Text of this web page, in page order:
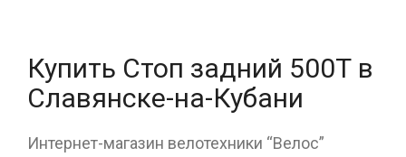
Купить Стоп задний 500Т в
Славянске-на-Кубани
Интернет-магазин велотехники “Велос”